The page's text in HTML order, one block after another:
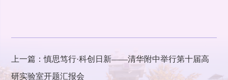
上一篇：慎思笃行·科创日新——清华附中举行第十届高
研实验室开题汇报会